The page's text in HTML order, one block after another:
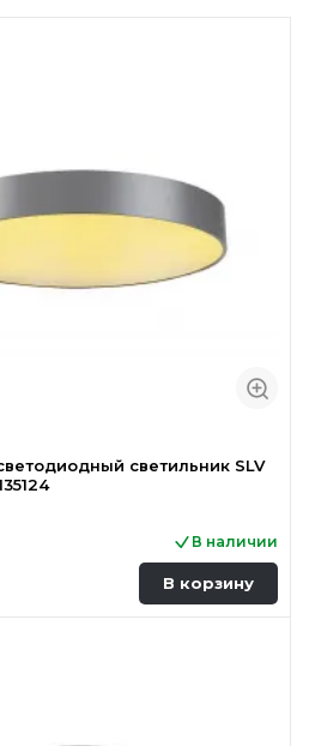
светильник SLV
В наличии
В корзину